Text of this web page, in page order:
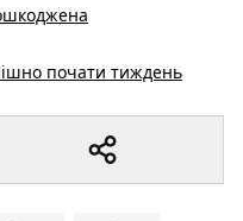
почати тиждень